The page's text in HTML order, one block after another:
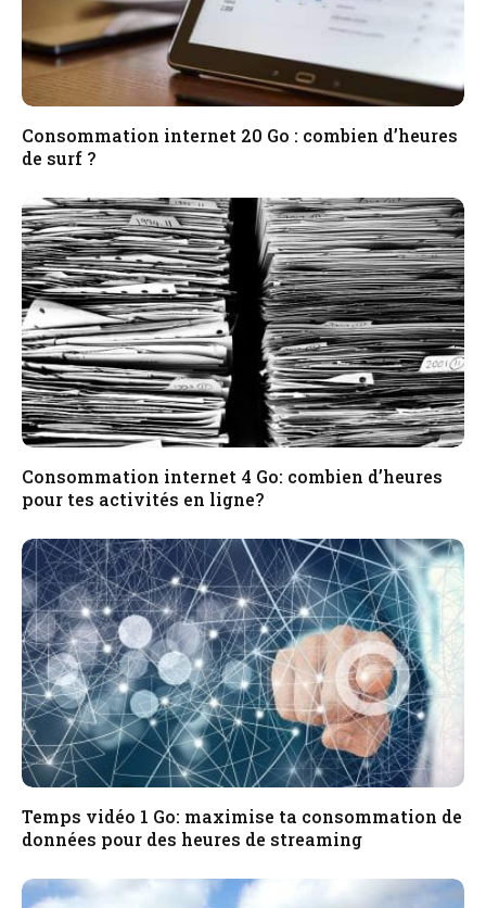
Consommation internet 20 Go : combien d’heures
de surf ?
Consommation internet 4 Go: combien d’heures
pour tes activités en ligne?
Temps vidéo 1 Go: maximise ta consommation de
données pour des heures de streaming